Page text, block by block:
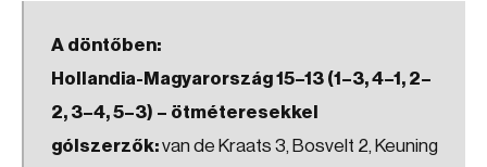
A döntőben:
Hollandia-Magyarország 15–13 (1–3, 4–1, 2–
2, 3–4, 5–3) – ötméteresekkel
gólszerzők:van de Kraats 3, Bosvelt 2, Keuning